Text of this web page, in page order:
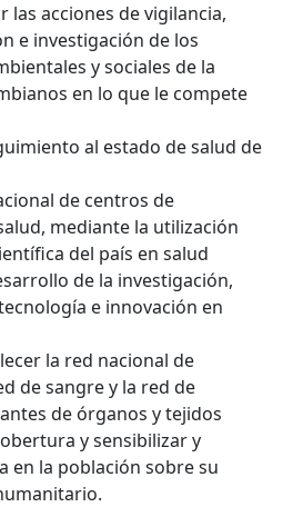
las acciones de vigilancia,
e investigación de los
y sociales de la
en lo que le compete
al estado de salud de
de centros de
mediante la utilización
del país en salud
de la investigación,
e innovación en
la red nacional de
de sangre y la red de
de órganos y tejidos
y sensibilizar y
en la población sobre su